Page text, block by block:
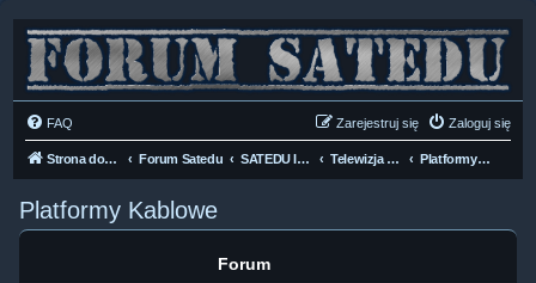
FAQ Zaloguj się
Zarejestruj się
Strona domowa Forum Satedu SATEDU INFO Telewizja Kablowa DVB-C Platformy Kablowe
Platformy Kablowe
Forum